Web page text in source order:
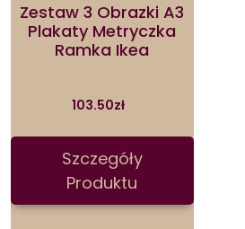
Zestaw 3 Obrazki A3
Plakaty Metryczka
Ramka Ikea
103.50zł
Szczegóły
Produktu